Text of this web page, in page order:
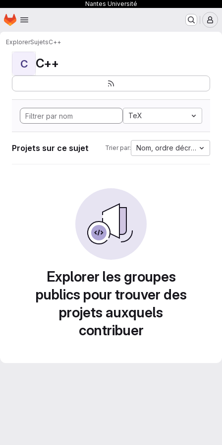
Nantes Université
Passer au contenu principal
Page d'accueil
ExplorerSujetsC++
C C++
TeX
Projets sur ce sujet Trier par: Nom, ordre décroissant
Explorer les groupes
publics pour trouver des
projets auxquels
contribuer